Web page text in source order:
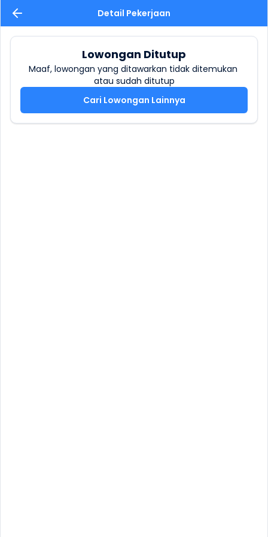
Detail Pekerjaan
Lowongan Ditutup
Maaf, lowongan yang ditawarkan tidak ditemukan
atau sudah ditutup
Cari Lowongan Lainnya